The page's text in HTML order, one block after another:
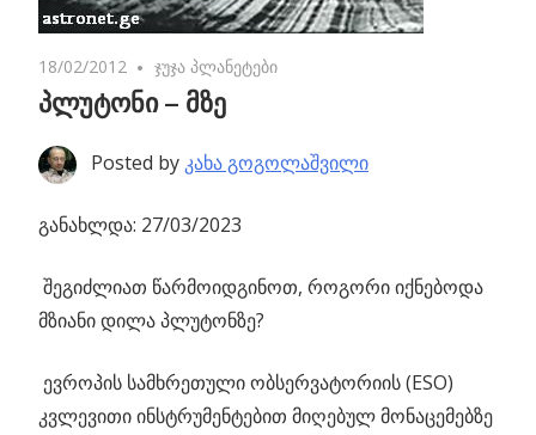
18/02/2012 No comments
ჯუჯა პლანეტები
პლუტონი – მზე
Posted by კახა გოგოლაშვილი
განახლდა: 27/03/2023
შეგიძლიათ წარმოიდგინოთ, როგორი იქნებოდა
მზიანი დილა პლუტონზე?
ევროპის სამხრეთული ობსერვატორიის (ESO)
კვლევითი ინსტრუმენტებით მიღებულ მონაცემებზე